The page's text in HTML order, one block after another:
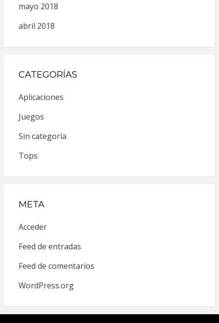
mayo 2018
abril 2018
CATEGORÍAS
Aplicaciones
Juegos
Sin categoría
Tops
META
Acceder
Feed de entradas
Feed de comentarios
WordPress.org